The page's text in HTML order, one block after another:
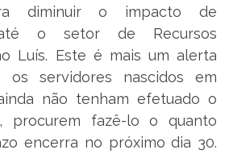
diminuir o impacto de
até o setor de Recursos
Luís. Este é mais um alerta
os servidores nascidos em
não tenham efetuado o
procurem fazê-lo o quanto
encerra no próximo dia 30.